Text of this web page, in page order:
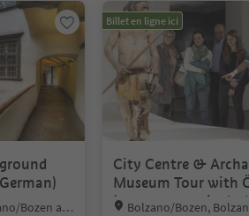
Bozen an
Billet en ligne ici
City Centre &
Museum Tour with
(entrance not
Location:
Bolzano/Bozen,